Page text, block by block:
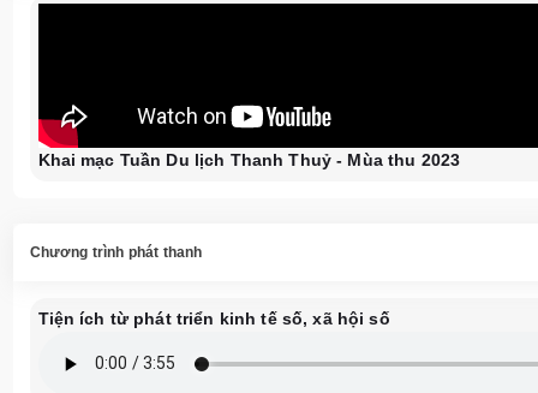
Khai mạc Tuần Du lịch Thanh Thuỷ - Mùa thu 2023
Chương trình phát thanh
Tiện ích từ phát triển kinh tế số, xã hội số